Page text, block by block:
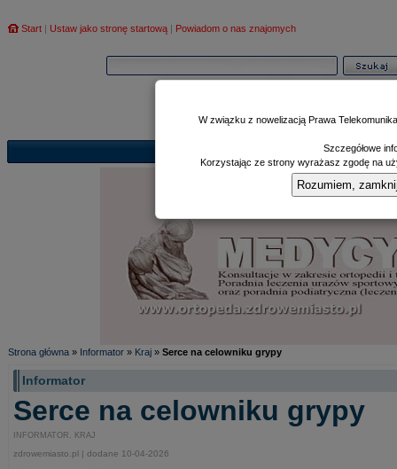
Start | Ustaw jako stronę startową | Powiadom o nas znajomych
Poczekalnia|
Strona główna » Informator » Kraj » Serce na celowniku grypy
Informator
Serce na celowniku grypy
INFORMATOR. KRAJ
zdrowemiasto.pl | dodane 10-04-2026
W związku z nowelizacją Prawa
Szczegółowe
Korzystając ze strony wyrażasz zgodę na
Rozumiem,